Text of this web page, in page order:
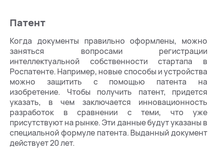
Патент
Когда документы правильно оформлены, можно
заняться вопросами регистрации
интеллектуальной собственности стартапа в
Роспатенте. Например, новые способы и устройства
можно защитить с помощью патента на
изобретение. Чтобы получить патент, придется
указать, в чем заключается инновационность
разработок в сравнении с теми, что уже
присутствуют на рынке. Эти данные будут указаны в
специальной формуле патента. Выданный документ
действует 20 лет.